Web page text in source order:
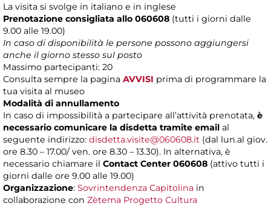
La visita si svolge in italiano e in inglese
Prenotazione consigliata allo 060608 (tutti i giorni dalle
9.00 alle 19.00)
In caso di disponibilità le persone possono aggiungersi
anche il giorno stesso sul posto
Massimo partecipanti: 20
Consulta sempre la pagina AVVISI prima di programmare la
tua visita al museo
Modalità di annullamento
In caso di impossibilità a partecipare all’attività prenotata, è
necessario comunicare la disdetta tramite email al
seguente indirizzo: disdetta.visite@060608.it (dal lun.al giov.
ore 8.30 – 17.00/ ven. ore 8.30 – 13.30). In alternativa, è
necessario chiamare il Contact Center 060608 (attivo tutti i
giorni dalle ore 9.00 alle 19.00)
Organizzazione: Sovrintendenza Capitolina in
collaborazione con Zètema Progetto Cultura